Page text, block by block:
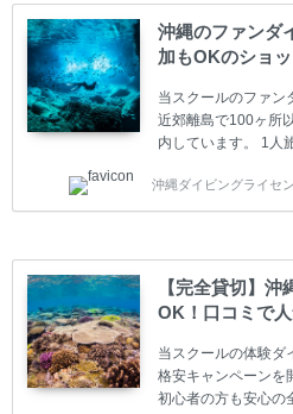
は年間を通じてキャ
ックダイバー(Cカー
ャンペーン ￥
迎 / 保険 / 全て込み
沖縄のファンダ
加もOKのショ
当スクールのファン
近郊離島で100ヶ所
内しています。 1人
の方も安心して楽し
グコースもご用意し
ーター様はファン
10%OFF、フル器
沖縄本島周辺ビーチ
込)【 2ビーチ 】
沖縄ダイビングライセ
【完全貸切】
OK！口コミで
当スクールの体験ダ
格安キャンペーンを
初心者の方も安心の